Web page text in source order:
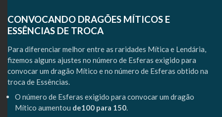
CONVOCANDO DRAGÕES MÍTICOS E
ESSÊNCIAS DE TROCA
Para diferenciar melhor entre as raridades Mítica e Lendária,
fizemos alguns ajustes no número de Esferas exigido para
convocar um dragão Mítico e no número de Esferas obtido na
troca de Essências.
O número de Esferas exigido para convocar um dragão
Mítico aumentou de100 para 150.